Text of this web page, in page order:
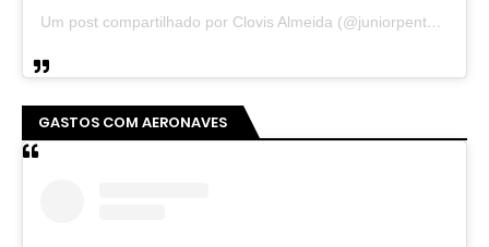
Um post compartilhado por Clovis Almeida (@juniorpentecoste01)
GASTOS COM AERONAVES